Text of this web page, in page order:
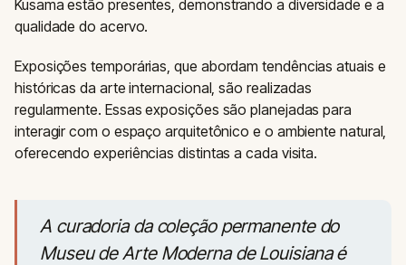
Kusama estão presentes, demonstrando a diversidade e a
qualidade do acervo.
Exposições temporárias, que abordam tendências atuais e
históricas da arte internacional, são realizadas
regularmente. Essas exposições são planejadas para
interagir com o espaço arquitetônico e o ambiente natural,
oferecendo experiências distintas a cada visita.
A curadoria da coleção permanente do
Museu de Arte Moderna de Louisiana é